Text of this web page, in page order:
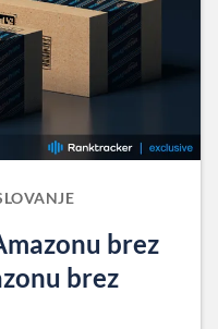
brez
brez